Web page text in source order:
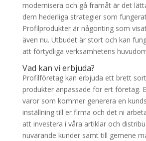
modernisera och gå framåt är det
dem hederliga strategier som
Profilprodukter är någonting som
även nu. Utbudet är stort och kan
att förtydliga verksamhetens
Vad kan vi erbjuda?
Profilföretag kan erbjuda ett brett
produkter anpassade för ert företag.
varor som kommer generera en
inställning till er firma och det ni
att investera i våra artiklar och
nuvarande kunder samt till gemene